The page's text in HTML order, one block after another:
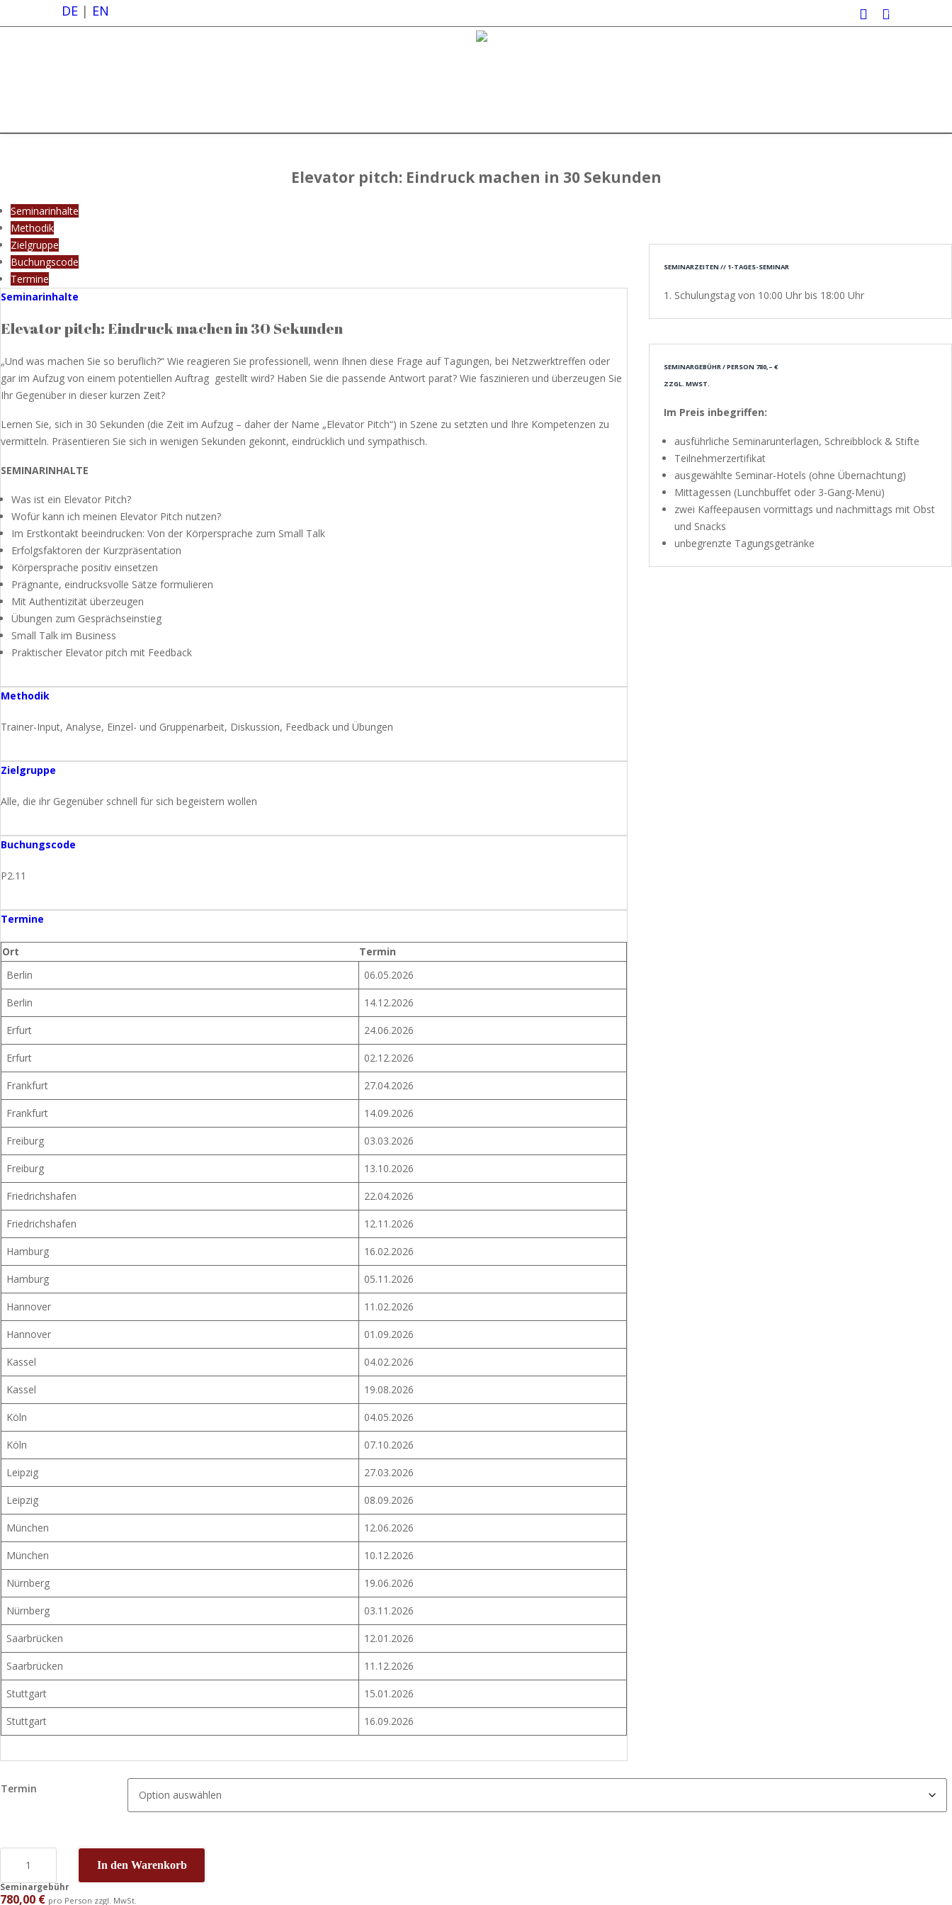
DE | EN 0
Elevator pitch: Eindruck machen in 30 Sekunden
Seminarinhalte
Methodik
Zielgruppe
Buchungscode
Termine
Seminarinhalte
Elevator pitch: Eindruck machen in 30 Sekunden
„Und was machen Sie so beruflich?“ Wie reagieren Sie professionell, wenn Ihnen diese Frage auf Tagungen, bei Netzwerktreffen oder
gar im Aufzug von einem potentiellen Auftrag gestellt wird? Haben Sie die passende Antwort parat? Wie faszinieren und überzeugen Sie
Ihr Gegenüber in dieser kurzen Zeit?
Lernen Sie, sich in 30 Sekunden (die Zeit im Aufzug – daher der Name „Elevator Pitch“) in Szene zu setzten und Ihre Kompetenzen zu
vermitteln. Präsentieren Sie sich in wenigen Sekunden gekonnt, eindrücklich und sympathisch.
SEMINARINHALTE
Was ist ein Elevator Pitch?
Wofür kann ich meinen Elevator Pitch nutzen?
Im Erstkontakt beeindrucken: Von der Körpersprache zum Small Talk
Erfolgsfaktoren der Kurzpräsentation
Körpersprache positiv einsetzen
Prägnante, eindrucksvolle Sätze formulieren
Mit Authentizität überzeugen
Übungen zum Gesprächseinstieg
Small Talk im Business
Praktischer Elevator pitch mit Feedback
Methodik
Trainer-Input, Analyse, Einzel- und Gruppenarbeit, Diskussion, Feedback und Übungen
Zielgruppe
Alle, die ihr Gegenüber schnell für sich begeistern wollen
Buchungscode
P2.11
Termine
Ort
Termin
Berlin
06.05.2026
Berlin 14.12.2026
Erfurt 24.06.2026
Erfurt 02.12.2026
Frankfurt 27.04.2026
Frankfurt 14.09.2026
Freiburg 03.03.2026
Freiburg 13.10.2026
Friedrichshafen 22.04.2026
Friedrichshafen 12.11.2026
Hamburg 16.02.2026
Hamburg 05.11.2026
Hannover 11.02.2026
Hannover 01.09.2026
Kassel 04.02.2026
Kassel 19.08.2026
Köln 04.05.2026
Köln 07.10.2026
Leipzig 27.03.2026
Leipzig 08.09.2026
München 12.06.2026
München 10.12.2026
Nürnberg 19.06.2026
Nürnberg 03.11.2026
Saarbrücken 12.01.2026
Saarbrücken 11.12.2026
Stuttgart 15.01.2026
Stuttgart 16.09.2026
SEMINARZEITEN // 1-TAGES-SEMINAR
1. Schulungstag von 10:00 Uhr bis 18:00 Uhr
SEMINARGEBÜHR / PERSON 780,– €
ZZGL. MWST.
Im Preis inbegriffen:
ausführliche Seminarunterlagen, Schreibblock & Stifte
Teilnehmerzertifikat
ausgewählte Seminar-Hotels (ohne Übernachtung)
Mittagessen (Lunchbuffet oder 3-Gang-Menü)
zwei Kaffeepausen vormittags und nachmittags mit Obst
und Snacks
unbegrenzte Tagungsgetränke
Termin
In den Warenkorb
Seminargebühr
780,00 € pro Person zzgl. MwSt.